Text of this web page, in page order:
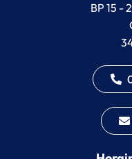
BP 15 -